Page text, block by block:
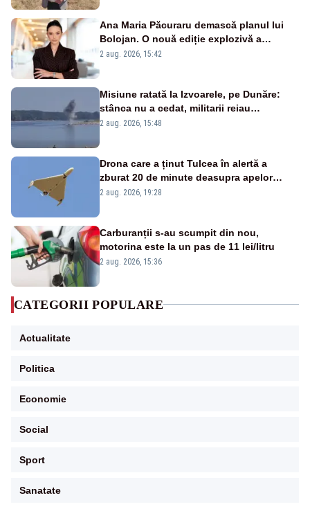
Ana Maria Păcuraru demască planul lui
Bolojan. O nouă ediție explozivă a
emisiunii „Miza Zilei” la Realitatea PLUS
2 aug. 2026, 15:42
Misiune ratată la Izvoarele, pe Dunăre:
stânca nu a cedat, militarii reiau
detonările luni – VIDEO
2 aug. 2026, 15:48
Drona care a ținut Tulcea în alertă a
zburat 20 de minute deasupra apelor
României. Au fost ridicate două F-16
2 aug. 2026, 19:28
Carburanții s-au scumpit din nou,
motorina este la un pas de 11 lei/litru
2 aug. 2026, 15:36
CATEGORII POPULARE
Actualitate
Politica
Economie
Social
Sport
Sanatate